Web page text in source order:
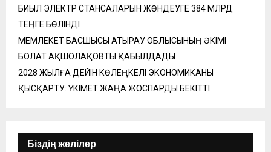
БИЫЛ ЭЛЕКТР СТАНСАЛАРЫН ЖӨНДЕУГЕ 384 МЛРД
ТЕҢГЕ БӨЛІНДІ
МЕМЛЕКЕТ БАСШЫСЫ АТЫРАУ ОБЛЫСЫНЫҢ ӘКІМІ
БОЛАТ АҚШОЛАҚОВТЫ ҚАБЫЛДАДЫ
2028 ЖЫЛҒА ДЕЙІН КӨЛЕҢКЕЛІ ЭКОНОМИКАНЫ
ҚЫСҚАРТУ: ҮКІМЕТ ЖАҢА ЖОСПАРДЫ БЕКІТТІ
Біздің желілер